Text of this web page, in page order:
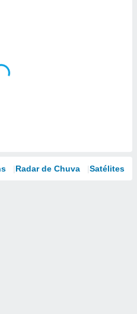
Radar de Chuva Satélites